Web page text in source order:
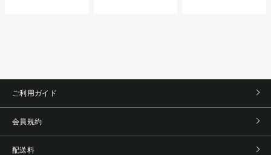
ご利用ガイド
会員規約
配送料